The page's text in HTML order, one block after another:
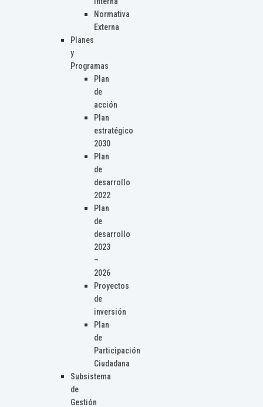
Normativa
Externa
Planes
y
Programas
Plan
de
acción
Plan
estratégico
2030
Plan
de
desarrollo
2022
Plan
de
desarrollo
2023
–
2026
Proyectos
de
inversión
Plan
de
Participación
Ciudadana
Subsistema
de
Gestión